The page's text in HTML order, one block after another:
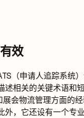
效
（申请人追踪系统
述相关的关键术语和
会物流管理方面的
外，它还设有一个专